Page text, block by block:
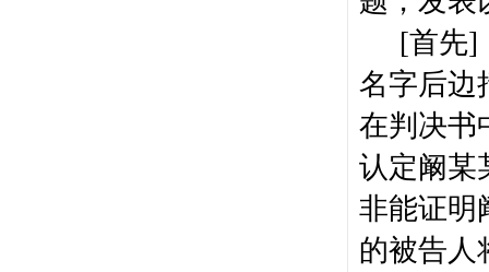
[首先]
名字后边
在判决书
认定阚某
非能证明
的被告人